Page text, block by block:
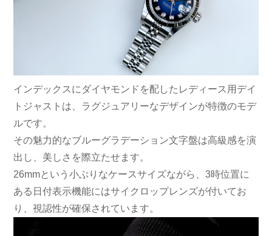
インデックスにダイヤモンドを配したレディース用デイ
トジャストは、ラグジュアリーなデザインが特徴のモデ
ルです。
その魅力的なブルーグラデーション文字盤は高級感を演
出し、美しさを際立たせます。
26mmという小ぶりなケースサイズながら、3時位置に
ある日付表示機能にはサイクロップレンズが付いてお
り、視認性が確保されています。